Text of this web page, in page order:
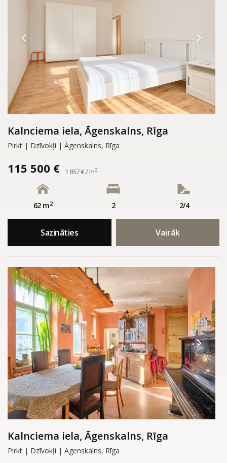
Kalnciema iela, Āgenskalns, Rīga
Pirkt | Dzīvokļi | Āgenskalns, Rīga
115 500 € 1 857 € / m2
62 m2 2 2/4
Sazināties Vairāk
Kalnciema iela, Āgenskalns, Rīga
Pirkt | Dzīvokļi | Āgenskalns, Rīga